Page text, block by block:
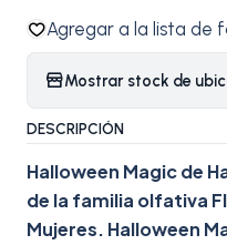
Agregar a la lista de
Mostrar stock de
DESCRIPCIÓN
Halloween Magic de
de la familia olfativa
Mujeres. Halloween